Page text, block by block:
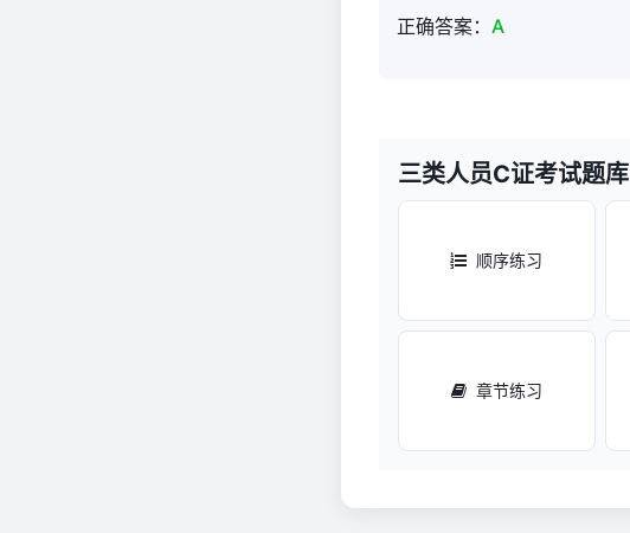
正确答案： A
三类人员C证考试题库
顺序练习
章节练习